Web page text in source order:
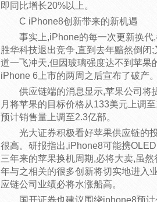
即同比增长20%以上。
C iPhone8创新带来的新机遇
事实上,iPhone的每一次更新换
胜华科技退出竞争,直到去年黯然倒
道一飞冲天,但因玻璃强度达不到苹果
iPhone 6上市的两周之后宣布了破产。
供应链端的消息显示,苹果公司将
月将苹果的目标价格从133美元上调
预计销售量上调至2.3亿部。
光大证券积极看好苹果供应链的
很高。研报指出,iPhone8可能携
三年来的苹果换机周期,必将大卖,虽
年与之相关的很多创新将切实地进入
应链公司业绩必将水涨船高。
国开证券也建议围绕iphone8预